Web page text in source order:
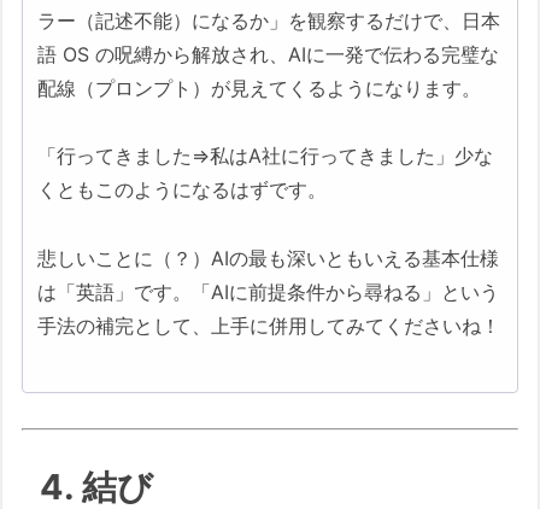
ラー（記述不能）になるか」を観察するだけで、日本
語 OS の呪縛から解放され、AIに一発で伝わる完璧な
配線（プロンプト）が見えてくるようになります。
「行ってきました⇒私はA社に行ってきました」少な
くともこのようになるはずです。
悲しいことに（？）AIの最も深いともいえる基本仕様
は「英語」です。「AIに前提条件から尋ねる」という
手法の補完として、上手に併用してみてくださいね！
4. 結び